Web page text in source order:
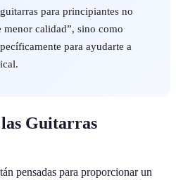
para principiantes no
menor calidad”, sino como
para ayudarte a
Guitarras
pensadas para proporcionar un